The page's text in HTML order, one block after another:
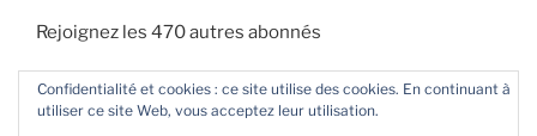
Rejoignez les 470 autres abonnés
Confidentialité et cookies : ce site utilise des cookies. En continuant à
utiliser ce site Web, vous acceptez leur utilisation.